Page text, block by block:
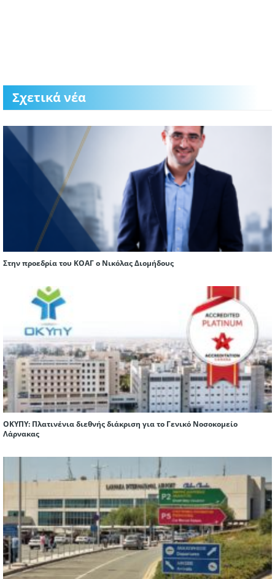
Σχετικά νέα
Στην προεδρία του ΚΟΑΓ ο Νικόλας Διομήδους
ΟΚΥΠΥ: Πλατινένια διεθνής διάκριση για το Γενικό Νοσοκομείο
Λάρνακας